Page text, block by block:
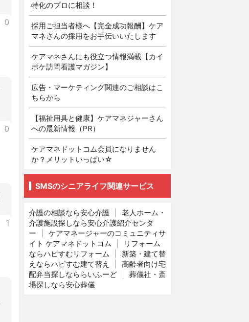
0
0
1
特化のプロに相談！
採用ご担当者様へ【完全成功報酬】ケア
マネさんの採用をお手伝いいたします
ケアマネさんにも役立つ情報満載【カイ
ポケ訪問看護マガジン】
広告・マーケティング関連のご相談はこ
ちらから
【福祉用具と健康】ケアマネジャーさん
への最新情報（PR）
ケアマネドットコム会員になりません
か？メリットいっぱい☆
SMSのシニアライフ関連サービス
介護の相談なら安心介護
老人ホーム・
介護施設探しなら安心介護紹介センタ
ー
ケアマネージャーのコミュニティサ
イト ケアマネドットコム
リフォーム
ならハピすむリフォーム
新築・建て替
えならハピすむ建て替え
高齢者向け宅
配弁当探しなららいふーど
葬儀社・斎
場探しなら安心葬儀